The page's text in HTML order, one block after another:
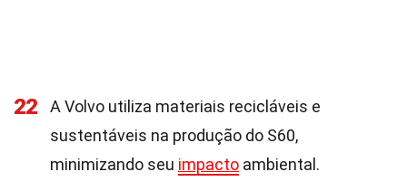
22
A Volvo utiliza materiais recicláveis e
sustentáveis na produção do S60,
minimizando seu impacto ambiental.